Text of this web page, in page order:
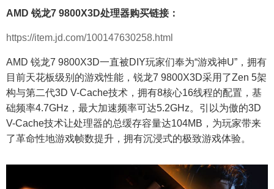
AMD 锐龙7 9800X3D处理器购买链接：
https://item.jd.com/100147630258.html
AMD 锐龙7 9800X3D一直被DIY玩家们奉为“游戏神U”，拥有
目前天花板级别的游戏性能，锐龙7 9800X3D采用了Zen 5架
构与第二代3D V-Cache技术，拥有8核心16线程的配置，基
础频率4.7GHz，最大加速频率可达5.2GHz。引以为傲的3D
V-Cache技术让处理器的总缓存容量达104MB，为玩家带来
了革命性地游戏帧数提升，拥有沉浸式的极致游戏体验。